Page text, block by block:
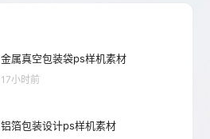
金属真空包装袋ps样机素材
17小时前
铝箔包装设计ps样机素材